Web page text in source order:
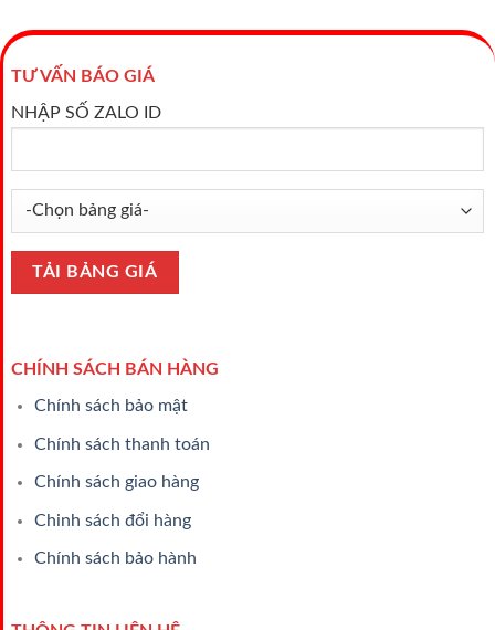
TƯ VẤN BÁO GIÁ
NHẬP SỐ ZALO ID
CHÍNH SÁCH BÁN HÀNG
Chính sách bảo mật
Chính sách thanh toán
Chính sách giao hàng
Chinh sách đổi hàng
Chính sách bảo hành